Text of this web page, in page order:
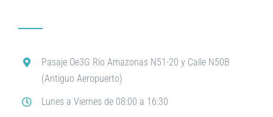
Pasaje Oe3G Río Amazonas N51-20 y Calle N50B
(Antiguo Aeropuerto)
Lunes a Viernes de 08:00 a 16:30